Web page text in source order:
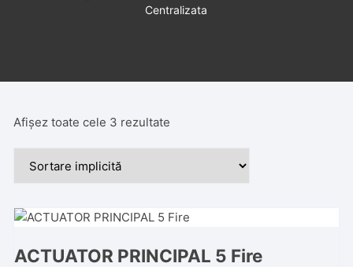
Centralizata
Afișez toate cele 3 rezultate
ACTUATOR PRINCIPAL 5 Fire